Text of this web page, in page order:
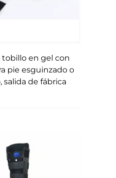
tobillo en gel con
pie esguinzado o
salida de fábrica